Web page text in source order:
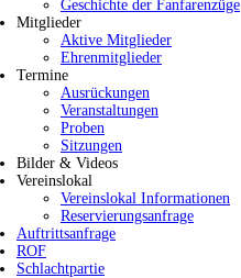
Geschichte der Fanfarenzüge
Mitglieder
Aktive Mitglieder
Ehrenmitglieder
Termine
Ausrückungen
Veranstaltungen
Proben
Sitzungen
Bilder & Videos
Vereinslokal
Vereinslokal Informationen
Reservierungsanfrage
Auftrittsanfrage
ROF
Schlachtpartie